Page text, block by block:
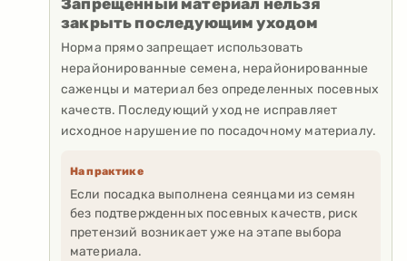
Запрещенный материал нельзя
закрыть последующим уходом
Норма прямо запрещает использовать
нерайонированные семена, нерайонированные
саженцы и материал без определенных посевных
качеств. Последующий уход не исправляет
исходное нарушение по посадочному материалу.
На практике
Если посадка выполнена сеянцами из семян
без подтвержденных посевных качеств, риск
претензий возникает уже на этапе выбора
материала.